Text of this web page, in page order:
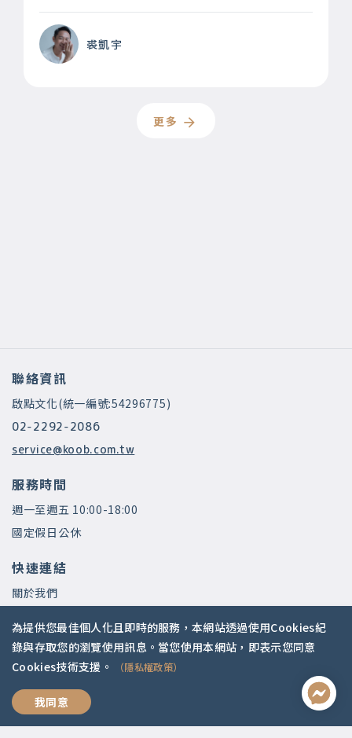
過好人生學
裘凱宇
更多
聯絡資訊
啟點文化(統一編號:54296775)
02-2292-2086
service@koob.com.tw
服務時間
週一至週五 10:00-18:00
國定假日公休
快速連結
關於我們
師資陣容
社群媒體
Apple Podcasts Google Podcasts
為提供您最佳個人化且即時的服務，本網站透過使用Cookies紀
錄與存取您的瀏覽使用訊息。當您使用本網站，即表示您同意
Cookies技術支援。
（隱私權政策）
我同意